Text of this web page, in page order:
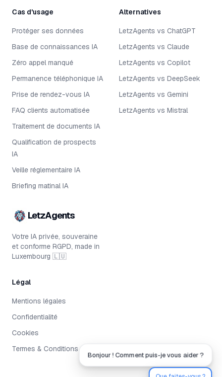
Cas d'usage
Protéger ses données
Base de connaissances IA
Zéro appel manqué
Permanence téléphonique IA
Prise de rendez-vous IA
FAQ clients automatisée
Traitement de documents IA
Qualification de prospects
IA
Veille réglementaire IA
Briefing matinal IA
Alternatives
LetzAgents vs ChatGPT
LetzAgents vs Claude
LetzAgents vs Copilot
LetzAgents vs DeepSeek
LetzAgents vs Gemini
LetzAgents vs Mistral
LetzAgents
Votre IA privée, souveraine
et conforme RGPD, made in
Luxembourg 🇱🇺
Légal
Mentions légales
Confidentialité
Cookies
Termes & Conditions
Bonjour ! Comment puis-je vous aider ?